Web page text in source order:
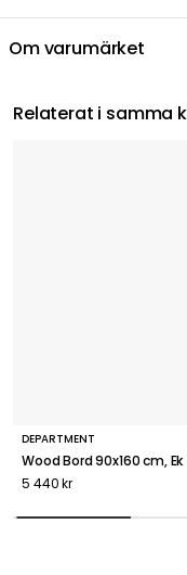
Om varumärket
Relaterat i samma
DEPARTMENT
Wood Bord 90x160 cm, Ek
5 440 kr